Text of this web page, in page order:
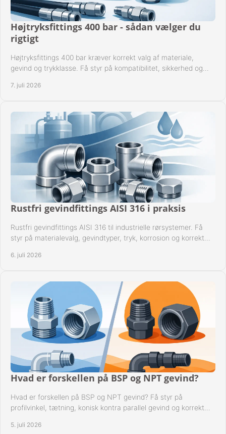
Højtryksfittings 400 bar - sådan vælger du
rigtigt
Højtryksfittings 400 bar kræver korrekt valg af materiale,
gevind og trykklasse. Få styr på kompatibilitet, sikkerhed og
7. juli 2026
Rustfri gevindfittings AISI 316 i praksis
Rustfri gevindfittings AISI 316 til industrielle rørsystemer. Få
styr på materialevalg, gevindtyper, tryk, korrosion og korrekt
6. juli 2026
Hvad er forskellen på BSP og NPT gevind?
Hvad er forskellen på BSP og NPT gevind? Få styr på
profilvinkel, tætning, konisk kontra parallel gevind og korrekt
5. juli 2026